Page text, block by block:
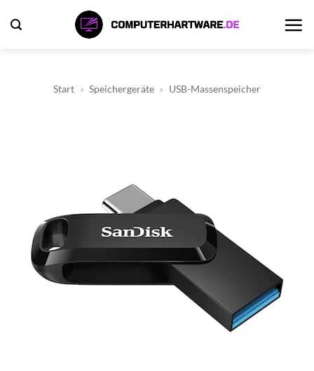
Inhalt
Start » Speichergeräte » USB-Massenspeicher